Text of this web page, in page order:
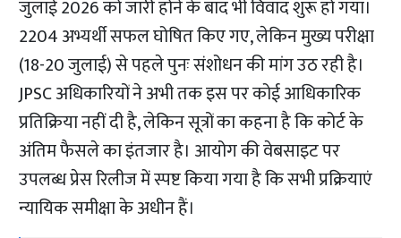
जुलाई 2026 को जारी होने के बाद भी विवाद शुरू हो गया।
2204 अभ्यर्थी सफल घोषित किए गए, लेकिन मुख्य परीक्षा
(18-20 जुलाई) से पहले पुनः संशोधन की मांग उठ रही है।
JPSC अधिकारियों ने अभी तक इस पर कोई आधिकारिक
प्रतिक्रिया नहीं दी है, लेकिन सूत्रों का कहना है कि कोर्ट के
अंतिम फैसले का इंतजार है। आयोग की वेबसाइट पर
उपलब्ध प्रेस रिलीज में स्पष्ट किया गया है कि सभी प्रक्रियाएं
न्यायिक समीक्षा के अधीन हैं।